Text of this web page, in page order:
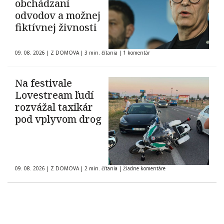
obchádzaní
odvodov a možnej
fiktívnej živnosti
09. 08. 2026 | Z DOMOVA | 3 min. čítania | 1 komentár
Na festivale
Lovestream ľudí
rozvážal taxikár
pod vplyvom drog
09. 08. 2026 | Z DOMOVA | 2 min. čítania | Žiadne komentáre